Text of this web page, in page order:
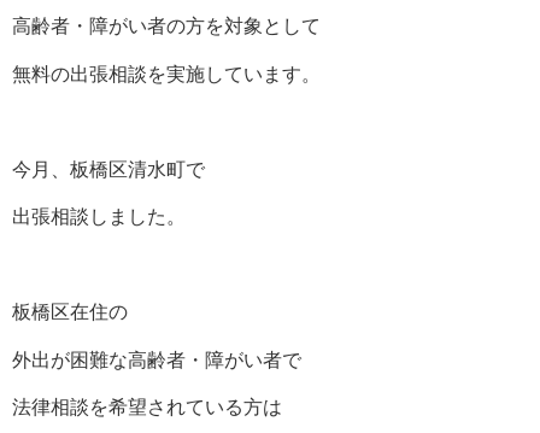
高齢者・障がい者の方を対象として
無料の出張相談を実施しています。
今月、板橋区清水町で
出張相談しました。
板橋区在住の
外出が困難な高齢者・障がい者で
法律相談を希望されている方は